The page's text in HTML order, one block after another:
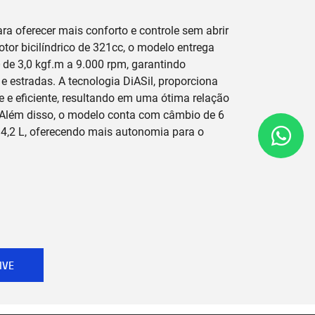
oferecer mais conforto e controle sem abrir
bicilíndrico de 321cc, o modelo entrega
3,0 kgf.m a 9.000 rpm, garantindo
estradas. A tecnologia DiASil, proporciona
e eficiente, resultando em uma ótima relação
disso, o modelo conta com câmbio de 6
L, oferecendo mais autonomia para o